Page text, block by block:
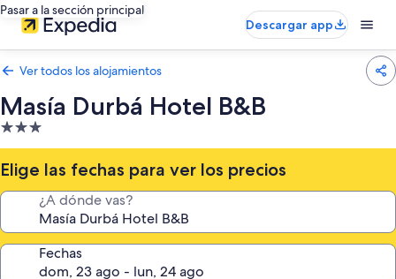
Pasar a la sección principal
Descargar app
Ver todos los alojamientos
Masía Durbá Hotel B&B
Alojamiento
de
3.0 estrellas
Elige las fechas para ver los precios
¿A dónde vas?
Fechas